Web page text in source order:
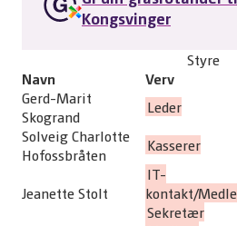
Kongsvinger
Styre
Navn
Verv
Gerd-Marit
Skogrand
Leder
Solveig Charlotte
Hofossbråten
Kasserer
Jeanette Stolt
IT-
kontakt/
Sekretær